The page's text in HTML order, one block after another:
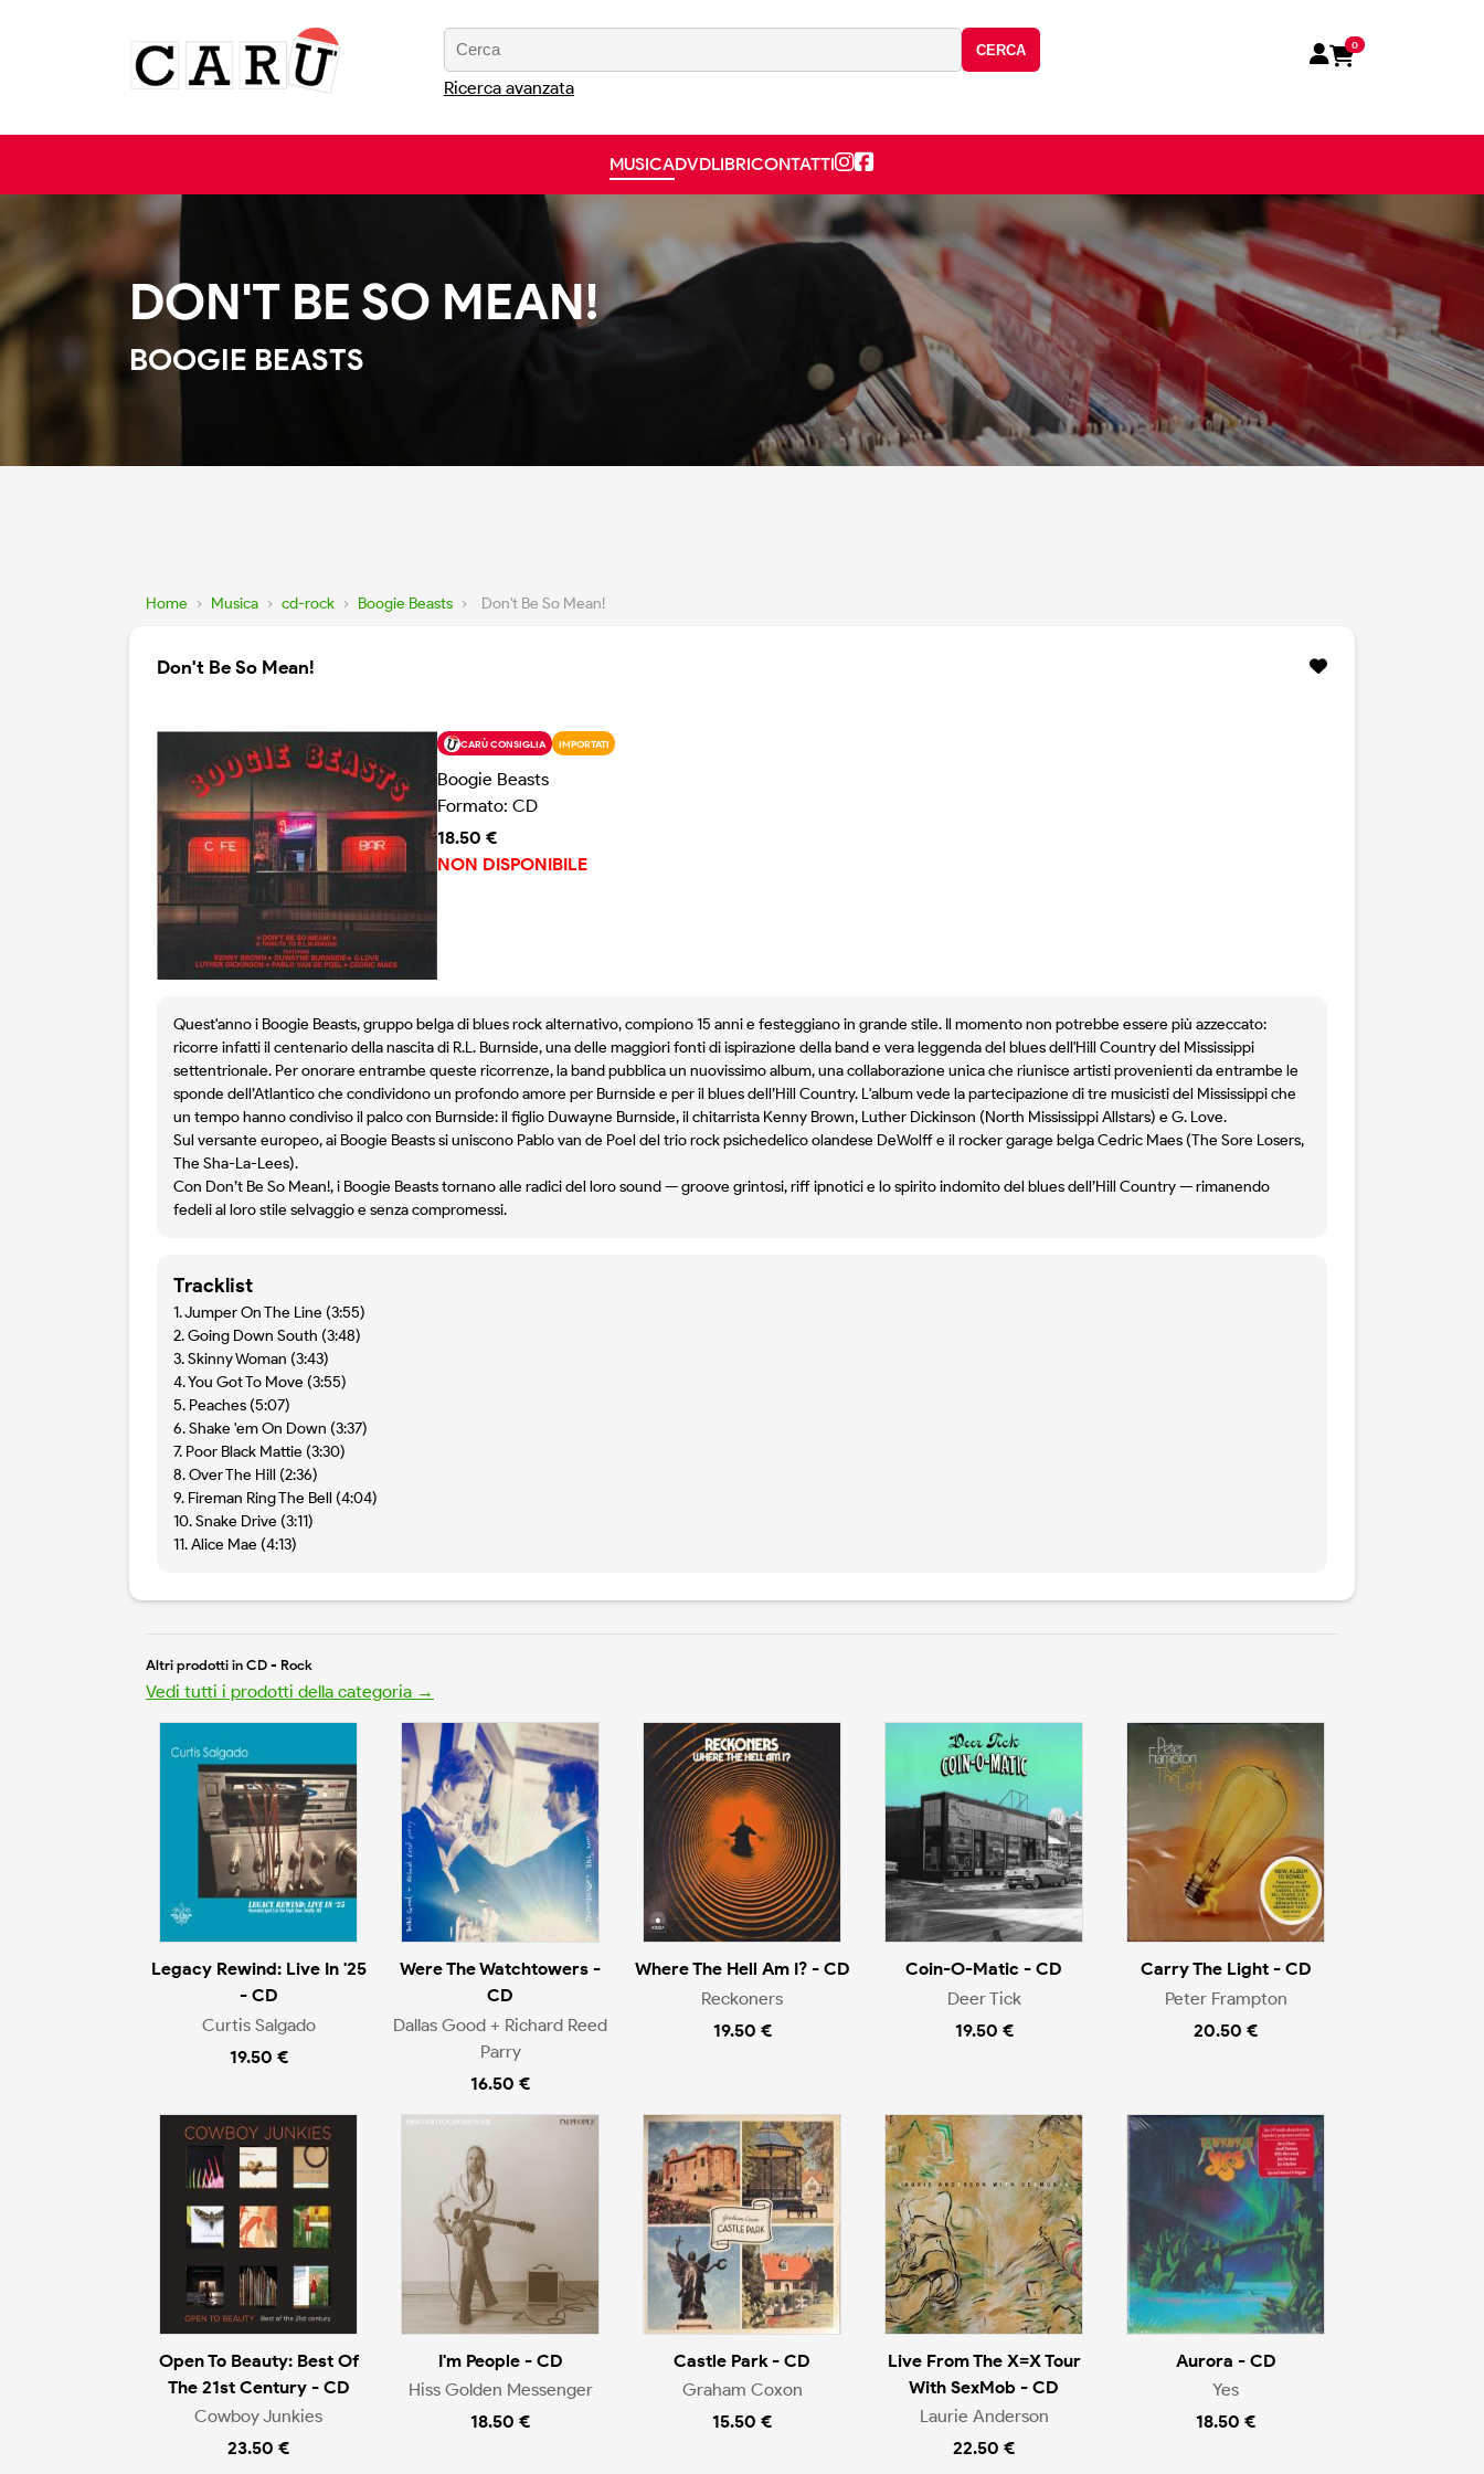
CERCA
Ricerca avanzata
0
MUSICADVDLIBRICONTATTI
DON'T BE SO MEAN!
BOOGIE BEASTS
Home › Musica › cd-rock › Boogie Beasts › Don't Be So Mean!
Don't Be So Mean!
CARÙ CONSIGLIA IMPORTATI
Boogie Beasts
Formato: CD
18.50 €
NON DISPONIBILE
Quest'anno i Boogie Beasts, gruppo belga di blues rock alternativo, compiono 15 anni e festeggiano in grande stile. Il momento non potrebbe essere più azzeccato:
ricorre infatti il centenario della nascita di R.L. Burnside, una delle maggiori fonti di ispirazione della band e vera leggenda del blues dell'Hill Country del Mississippi
settentrionale. Per onorare entrambe queste ricorrenze, la band pubblica un nuovissimo album, una collaborazione unica che riunisce artisti provenienti da entrambe le
sponde dell’Atlantico che condividono un profondo amore per Burnside e per il blues dell’Hill Country. L'album vede la partecipazione di tre musicisti del Mississippi che
un tempo hanno condiviso il palco con Burnside: il figlio Duwayne Burnside, il chitarrista Kenny Brown, Luther Dickinson (North Mississippi Allstars) e G. Love.
Sul versante europeo, ai Boogie Beasts si uniscono Pablo van de Poel del trio rock psichedelico olandese DeWolff e il rocker garage belga Cedric Maes (The Sore Losers,
The Sha-La-Lees).
Con Don’t Be So Mean!, i Boogie Beasts tornano alle radici del loro sound — groove grintosi, riff ipnotici e lo spirito indomito del blues dell’Hill Country — rimanendo
fedeli al loro stile selvaggio e senza compromessi.
Tracklist
1. Jumper On The Line (3:55)
2. Going Down South (3:48)
3. Skinny Woman (3:43)
4. You Got To Move (3:55)
5. Peaches (5:07)
6. Shake 'em On Down (3:37)
7. Poor Black Mattie (3:30)
8. Over The Hill (2:36)
9. Fireman Ring The Bell (4:04)
10. Snake Drive (3:11)
11. Alice Mae (4:13)
Altri prodotti in CD - Rock
Vedi tutti i prodotti della categoria →
Legacy Rewind: Live In '25
- CD
Curtis Salgado
19.50 €
Were The Watchtowers -
CD
Dallas Good + Richard Reed
Parry
16.50 €
Where The Hell Am I? - CD
Reckoners
19.50 €
Coin-O-Matic - CD
Deer Tick
19.50 €
Carry The Light - CD
Peter Frampton
20.50 €
Open To Beauty: Best Of
The 21st Century - CD
Cowboy Junkies
23.50 €
I'm People - CD
Hiss Golden Messenger
18.50 €
Castle Park - CD
Graham Coxon
15.50 €
Live From The X=X Tour
With SexMob - CD
Laurie Anderson
22.50 €
Aurora - CD
Yes
18.50 €